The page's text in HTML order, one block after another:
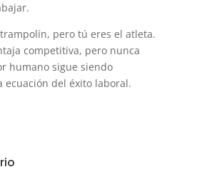
pero tú eres el atleta.
competitiva, pero nunca
humano sigue siendo
ecuación del éxito laboral.